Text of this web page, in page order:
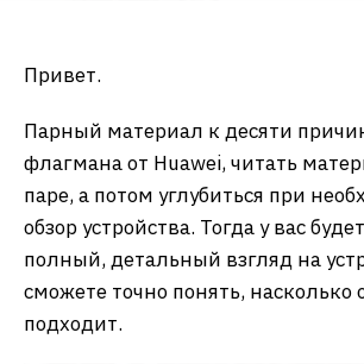
Привет.
Парный материал к десяти
флагмана от Huawei, читать
паре, а потом углубиться при
обзор устройства. Тогда у вас
полный, детальный взгляд на
сможете точно понять, насколько
подходит.